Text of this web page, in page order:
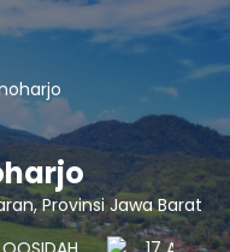
Provinsi Jawa Barat